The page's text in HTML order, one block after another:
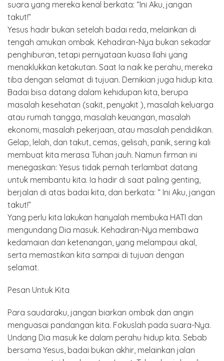
suara yang mereka kenal berkata: “Ini Aku, jangan
takut!”
Yesus hadir bukan setelah badai reda, melainkan di
tengah amukan ombak. Kehadiran-Nya bukan sekadar
penghiburan, tetapi pernyataan kuasa Ilahi yang
menaklukkan ketakutan. Saat Ia naik ke perahu, mereka
tiba dengan selamat di tujuan. Demikian juga hidup kita.
Badai bisa datang dalam kehidupan kita, berupa
masalah kesehatan (sakit, penyakit ), masalah keluarga
atau rumah tangga, masalah keuangan, masalah
ekonomi, masalah pekerjaan, atau masalah pendidikan.
Gelap, lelah, dan takut, cemas, gelisah, panik, sering kali
membuat kita merasa Tuhan jauh. Namun firman ini
menegaskan: Yesus tidak pernah terlambat datang
untuk membantu kita. Ia hadir di saat paling genting,
berjalan di atas badai kita, dan berkata: “ Ini Aku, jangan
takut!”
Yang perlu kita lakukan hanyalah membuka HATI dan
mengundang Dia masuk. Kehadiran-Nya membawa
kedamaian dan ketenangan, yang melampaui akal,
serta memastikan kita sampai di tujuan dengan
selamat.
Pesan Untuk Kita
Para saudaraku, jangan biarkan ombak dan angin
menguasai pandangan kita. Fokuslah pada suara-Nya.
Undang Dia masuk ke dalam perahu hidup kita. Sebab
bersama Yesus, badai bukan akhir, melainkan jalan